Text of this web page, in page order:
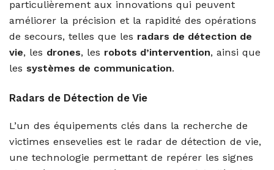
particulièrement aux innovations qui peuvent
améliorer la précision et la rapidité des opérations
de secours, telles que les radars de détection de
vie, les drones, les robots d’intervention, ainsi que
les systèmes de communication.
Radars de Détection de Vie
L’un des équipements clés dans la recherche de
victimes ensevelies est le radar de détection de vie,
une technologie permettant de repérer les signes